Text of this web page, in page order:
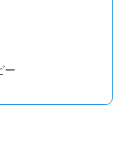
ー